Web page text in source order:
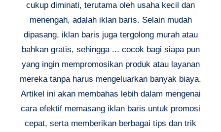
cukup diminati, terutama oleh usaha kecil dan
menengah, adalah iklan baris. Selain mudah
dipasang, iklan baris juga tergolong murah atau
bahkan gratis, sehingga ... cocok bagi siapa pun
yang ingin mempromosikan produk atau layanan
mereka tanpa harus mengeluarkan banyak biaya.
Artikel ini akan membahas lebih dalam mengenai
cara efektif memasang iklan baris untuk promosi
cepat, serta memberikan berbagai tips dan trik